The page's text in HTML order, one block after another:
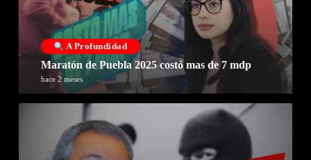
A Profundidad
Maratón de Puebla 2025 costó mas de 7 mdp
hace 2 meses